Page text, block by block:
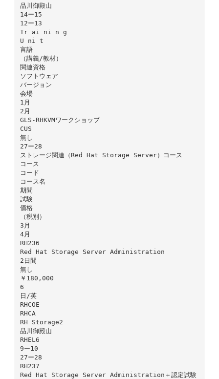
品川御殿山
14ー15
12ー13
Tr ai ni n g
U ni t
言語
（講義/教材）
関連資格
ソフトウェア
バージョン
会場
1月
2月
GLS-RHKVMワークショップ
CUS
無し
27ー28
ストレージ関連（Red Hat Storage Server）コース
コース
コード
コース名
期間
試験
価格
（税別）
3月
4月
RH236
Red Hat Storage Server Administration
2日間
無し
￥180,000
6
日/英
RHCOE
RHCA
RH Storage2
品川御殿山
RHEL6
9ー10
27ー28
RH237
Red Hat Storage Server Administration＋認定試験